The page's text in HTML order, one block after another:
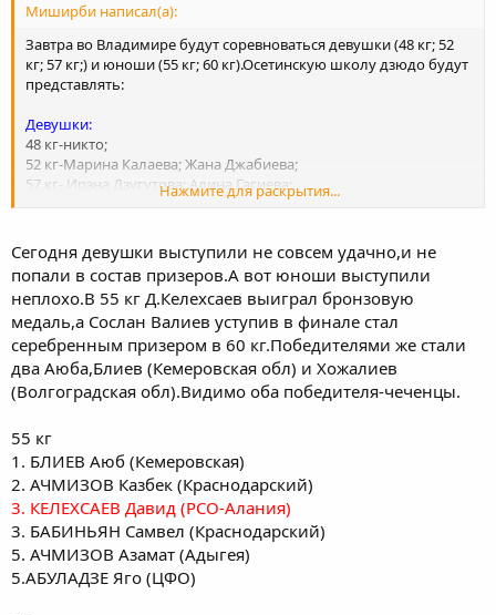
Миширби написал(а):
Завтра во Владимире будут соревноваться девушки (48 кг; 52
кг; 57 кг;) и юноши (55 кг; 60 кг).Осетинскую школу дзюдо будут
представлять:
Девушки:
48 кг-никто;
52 кг-Марина Калаева; Жана Джабиева;
57 кг- Ирэна Дзугутова; Алина Гагиева;
60 кк-Георгий Елбакиев;Зелимхан Цкаев;Сослан Валиев;
Нажмите для раскрытия...
Сегодня девушки выступили не совсем удачно,и не
попали в состав призеров.А вот юноши выступили
неплохо.В 55 кг Д.Келехсаев выиграл бронзовую
медаль,а Сослан Валиев уступив в финале стал
серебренным призером в 60 кг.Победителями же стали
два Аюба,Блиев (Кемеровская обл) и Хожалиев
(Волгоградская обл).Видимо оба победителя-чеченцы.
55 кг
1. БЛИЕВ Аюб (Кемеровская)
2. АЧМИЗОВ Казбек (Краснодарский)
3. КЕЛЕХСАЕВ Давид (РСО-Алания)
3. БАБИНЬЯН Самвел (Краснодарский)
5. АЧМИЗОВ Азамат (Адыгея)
5.АБУЛАДЗЕ Яго (ЦФО)